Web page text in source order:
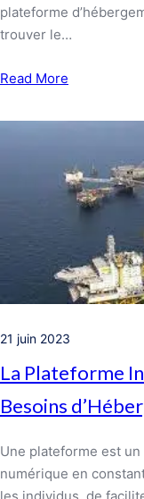
plateforme
trouver le…
Read More
21 juin 2023
La Plateforme
Besoins
Une plateforme est
numérique en